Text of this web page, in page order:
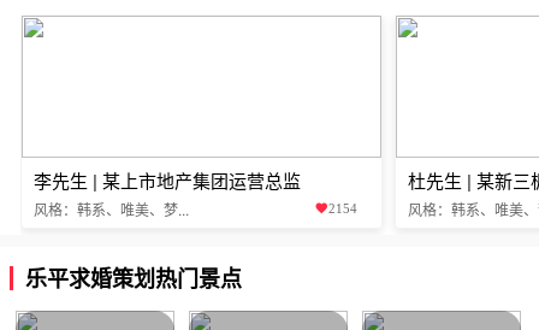
李先生 | 某上市地产集团运营总监
风格：韩系、唯美、梦... 2154
杜先生 | 某新三
风格：韩系、唯美
乐平求婚策划热门景点